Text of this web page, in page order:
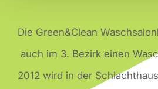
Die Green&Clean
auch im 3. Bezirk einen
2012 wird in der